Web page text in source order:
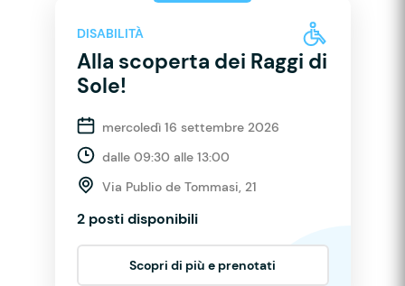
DISABILITÀ
Alla scoperta dei Raggi di
Sole!
mercoledì 16 settembre 2026
dalle 09:30 alle 13:00
Via Publio de Tommasi, 21
2 posti disponibili
Scopri di più e prenotati